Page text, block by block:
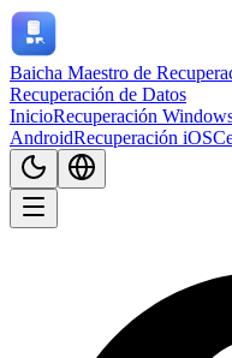
Baicha Maestro de
Recuperación de Datos
InicioRecuperación
AndroidRecuperación iOS